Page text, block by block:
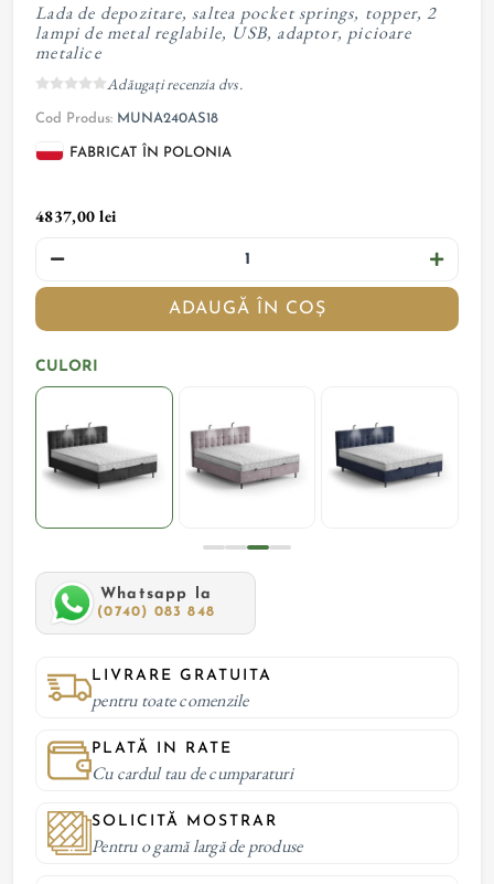
Lada de depozitare, saltea pocket springs, topper, 2
lampi de metal reglabile, USB, adaptor, picioare
metalice
Adăugați recenzia dvs.
Cod Produs: MUNA240AS18
FABRICAT ÎN POLONIA
4837,00 lei
ADAUGĂ ÎN COȘ
CULORI
Whatsapp la
(0740) 083 848
LIVRARE GRATUITA
pentru toate comenzile
PLATĂ IN RATE
Cu cardul tau de cumparaturi
SOLICITĂ MOSTRAR
Pentru o gamă largă de produse